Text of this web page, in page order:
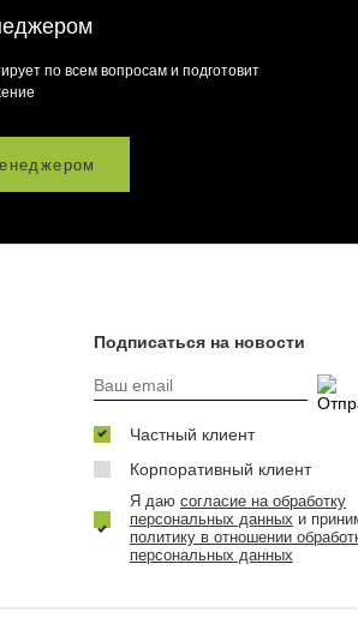
по всем вопросам и подготовит
Подписаться на новости
Частный клиент
Корпоративный клиент
Я даю согласие на обработку
персональных данных и
политику в отношении
персональных данных